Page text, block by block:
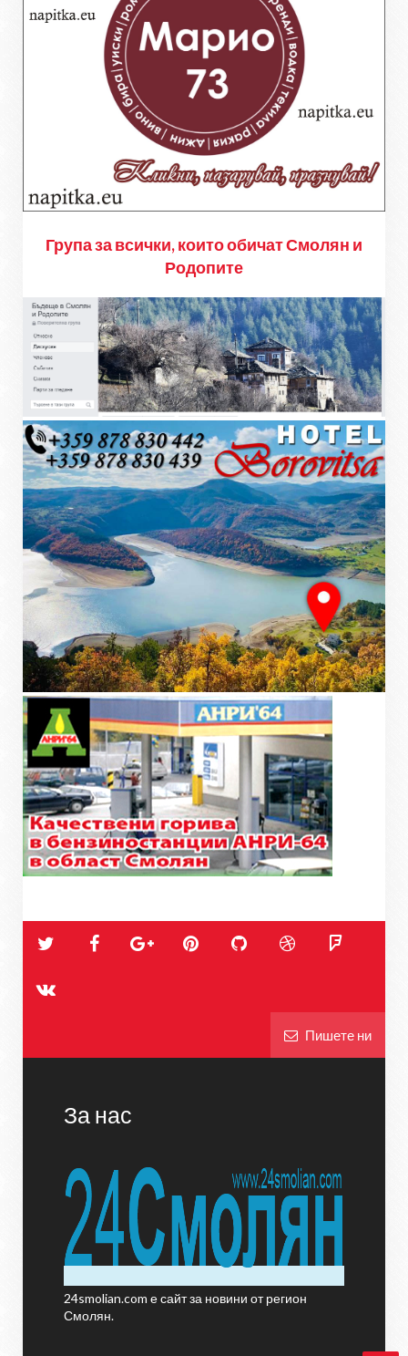
Група за всички, които обичат Смолян и
Родопите
Пишете ни
За нас
24smolian.com е сайт за новини от регион
Смолян.